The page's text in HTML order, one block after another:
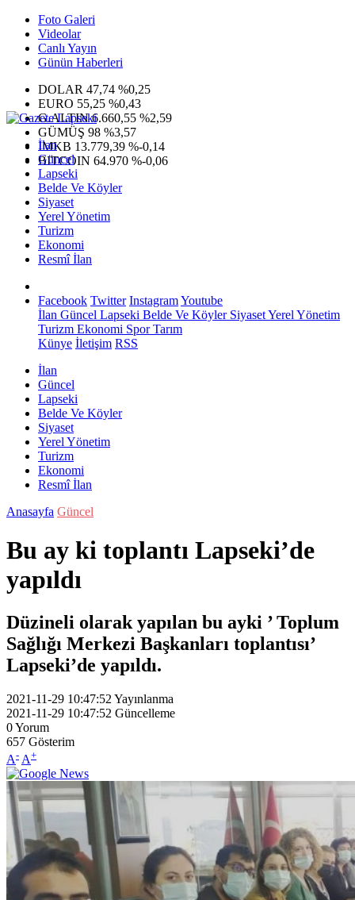
Foto Galeri
Videolar
Canlı Yayın
Günün Haberleri
DOLAR 47,74 %0,25
EURO 55,25 %0,43
G.ALTIN6.660,55 %2,59
GÜMÜŞ 98 %3,57
IMKB 13.779,39 %-0,14
BITCOIN 64.970 %-0,06
İlan
Güncel
Lapseki
Belde Ve Köyler
Siyaset
Yerel Yönetim
Turizm
Ekonomi
Resmî İlan
Facebook Twitter InstagramYoutube
İlan Güncel Lapseki Belde Ve KöylerSiyasetYerel Yönetim
Turizm Ekonomi SporTarım
Künye İletişim RSS
İlan
Güncel
Lapseki
Belde Ve Köyler
Siyaset
Yerel Yönetim
Turizm
Ekonomi
Resmî İlan
Anasayfa Güncel
Bu ay ki toplantı Lapseki’de
yapıldı
Düzineli olarak yapılan bu ayki ’ Toplum
Sağlığı Merkezi Başkanları toplantısı’
Lapseki’de yapıldı.
2021-11-29 10:47:52 Yayınlanma
2021-11-29 10:47:52 Güncelleme
0Yorum
657 Gösterim
A- A+